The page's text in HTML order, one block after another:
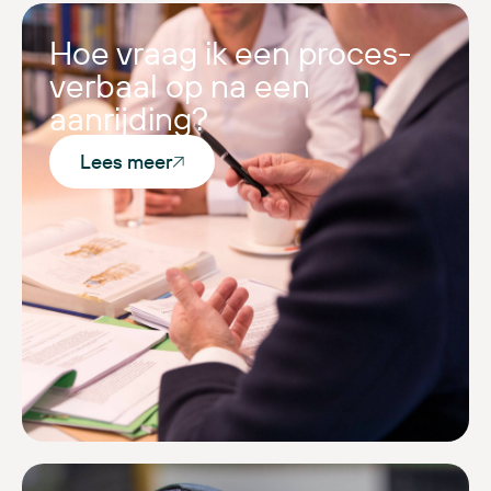
Hoe vraag ik een proces-
verbaal op na een
aanrijding?
Lees meer